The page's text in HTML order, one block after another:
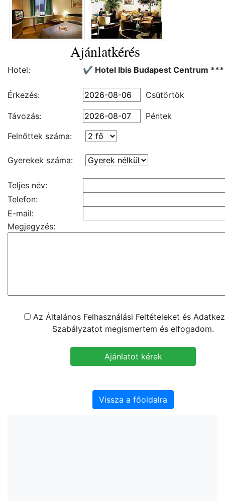
Ajánlatkérés
Hotel: ✔️ Hotel Ibis Budapest Centrum ***
Érkezés: Csütörtök
Távozás:
Péntek
Felnőttek száma:
Gyerekek száma:
Teljes név:
Telefon:
E-mail:
Megjegyzés:
Az Általános Felhasználási Feltételeket és
Szabályzatot megismertem és elfogadom.
Vissza a főoldalra